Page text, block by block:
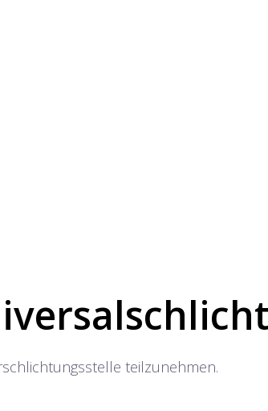
teilzunehmen.